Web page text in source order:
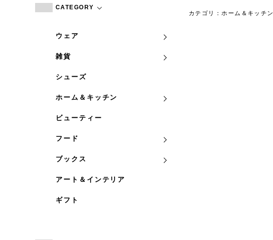
CATEGORY
ウェア
雑貨
シューズ
ホーム＆キッチン
ビューティー
フード
ブックス
アート＆インテリア
ギフト
カテゴリ：ホーム＆キッチン